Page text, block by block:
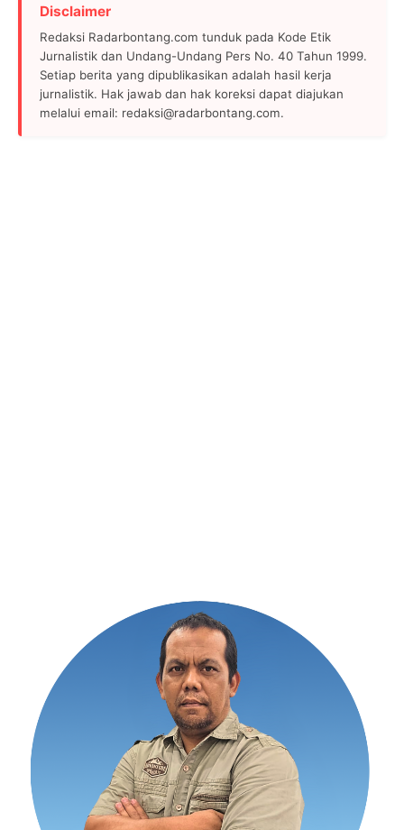
Disclaimer
Redaksi Radarbontang.com tunduk pada Kode Etik
Jurnalistik dan Undang-Undang Pers No. 40 Tahun 1999.
Setiap berita yang dipublikasikan adalah hasil kerja
jurnalistik. Hak jawab dan hak koreksi dapat diajukan
melalui email: redaksi@radarbontang.com.